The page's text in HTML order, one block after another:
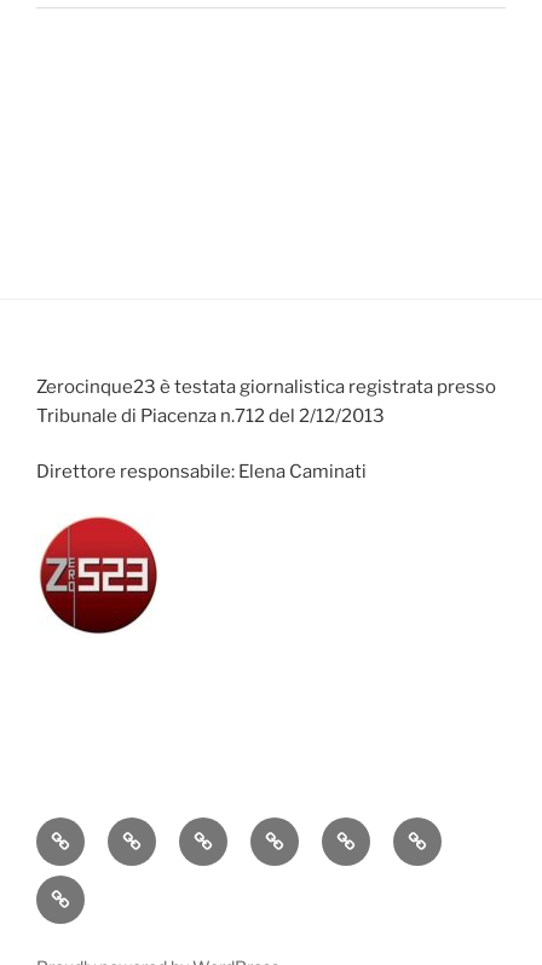
Zerocinque23 è testata giornalistica registrata presso
Tribunale di Piacenza n.712 del 2/12/2013
Direttore responsabile: Elena Caminati
AttualitàCronacaPolitica EconomiaCultura Sport
Contatti